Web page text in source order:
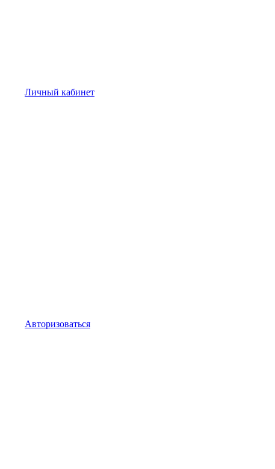
Личный кабинет
Авторизоваться